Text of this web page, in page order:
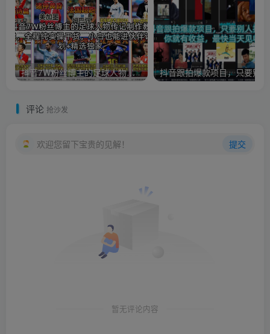
抖音7W粉丝博主的足球人物传记制作教学，全程纯实操干货，小白也能进伙伴计划+精选独家
评论 抢沙发
欢迎您留下宝贵的见解！ 提交
暂无评论内容